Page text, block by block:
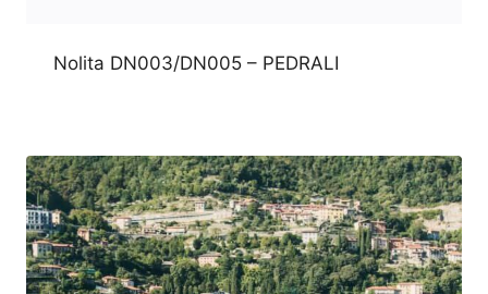
Nolita DN003/DN005 – PEDRALI